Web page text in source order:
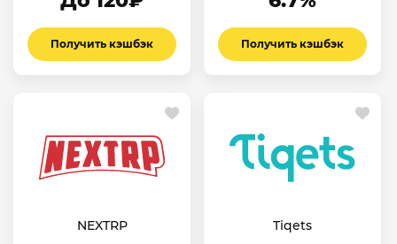
Получить кэшбэк Получить кэшбэк
NEXTRP Tiqets